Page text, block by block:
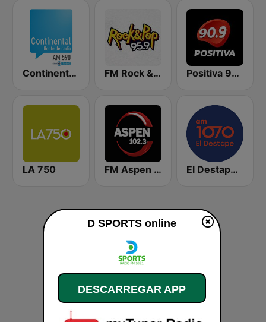
Continental 590 AM FM Rock & Pop Positiva 90.9 - Radio Mitre Corrientes
LA 750 FM Aspen 102.3 El Destape Radio
D SPORTS online
DESCARREGAR APP